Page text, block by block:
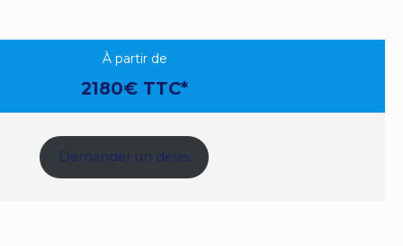
à partir de
2180€ TTC*
Demander un devis